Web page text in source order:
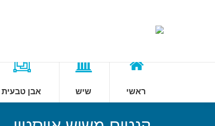
ראשי שיש אבן טבעית